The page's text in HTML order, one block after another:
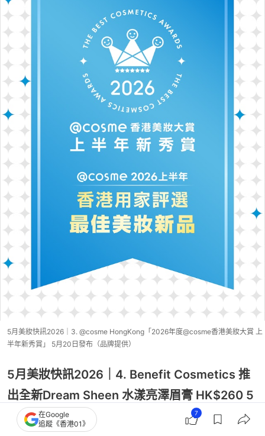
5月美妝快訊2026｜3. @cosme HongKong「2026年度@cosme香港美妝大賞 上
半年新秀賞」 5月20日發布（品牌提供）
5月美妝快訊2026｜4. Benefit Cosmetics 推
出全新Dream Sheen 水漾亮澤眉膏 HK$260 5
月1日正式發售
在Google
追蹤《香港01》
7